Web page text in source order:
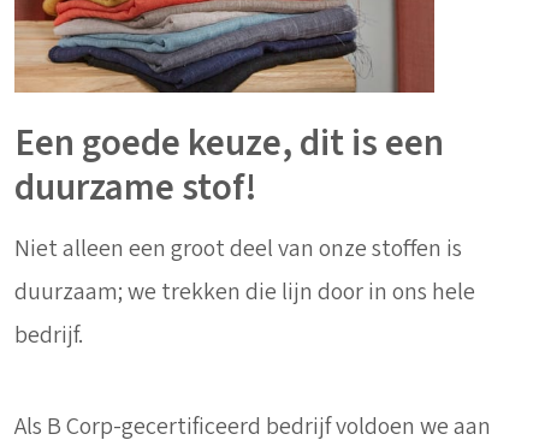
Een goede keuze, dit is een
duurzame stof!
Niet alleen een groot deel van onze stoffen is
duurzaam; we trekken die lijn door in ons hele
bedrijf.
Als B Corp-gecertificeerd bedrijf voldoen we aan